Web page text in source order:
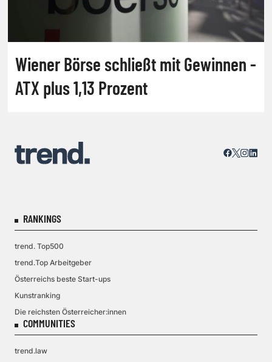
Wiener Börse schließt mit Gewinnen -
ATX plus 1,13 Prozent
RANKINGS
trend. Top500
trend.Top Arbeitgeber
Österreichs beste Start-ups
Kunstranking
Die reichsten Österreicher:innen
COMMUNITIES
trend.law